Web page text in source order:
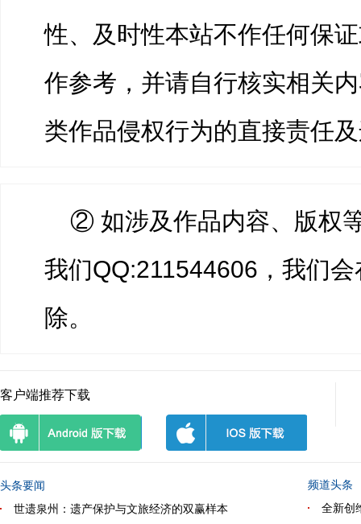
性、及时性本站不作任何保
作参考，并请自行核实相关
类作品侵权行为的直接责任
② 如涉及作品内容、版权
我们QQ:211544606，我们
除。
客户端推荐下载
头条要闻
世遗泉州：遗产保护与文旅经济的双赢样本
频道头条
全新创